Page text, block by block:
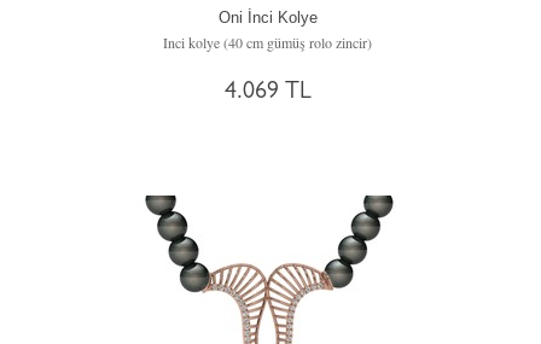
Oni İnci Kolye
Inci kolye (40 cm gümüş rolo zincir)
4.069 TL